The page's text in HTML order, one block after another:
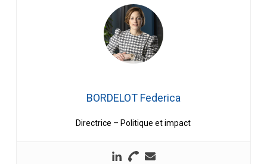
BORDELOT Federica
Directrice – Politique et impact